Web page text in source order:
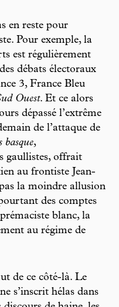
en reste pour
Pour exemple, la
est régulièrement
débats électoraux
3, France Bleu
Ouest. Et ce alors
dépassé l’extrême
de l’attaque de
basque,
gaullistes, offrait
au frontiste Jean-
la moindre allusion
des comptes
blanc, la
au régime de
de ce côté-là. Le
s’inscrit hélas dans